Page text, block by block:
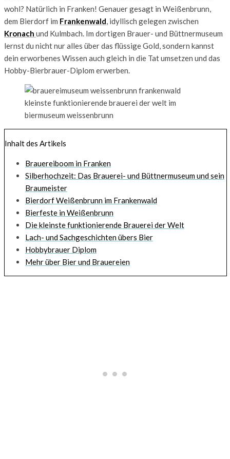
wohl? Natürlich in Franken! Genauer gesagt in Weißenbrunn,
dem Bierdorf im Frankenwald, idyllisch gelegen zwischen
Kronach und Kulmbach. Im dortigen Brauer- und Büttnermuseum
lernst du nicht nur alles über das flüssige Gold, sondern kannst
dein erworbenes Wissen auch gleich in die Tat umsetzen und das
Hobby-Bierbrauer-Diplom erwerben.
kleinste funktionierende brauerei der welt im
biermuseum weissenbrunn
Inhalt des Artikels
Brauereiboom in Franken
Silberhochzeit: Das Brauerei- und Büttnermuseum und sein
Braumeister
Bierdorf Weißenbrunn im Frankenwald
Bierfeste in Weißenbrunn
Die kleinste funktionierende Brauerei der Welt
Lach- und Sachgeschichten übers Bier
Hobbybrauer Diplom
Mehr über Bier und Brauereien